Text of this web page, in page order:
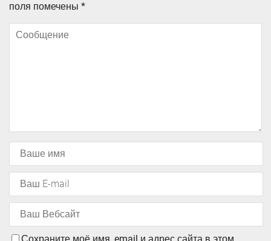
поля помечены *